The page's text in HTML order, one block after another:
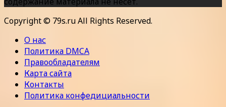
Copyright © 79s.ru All Rights Reserved.
О нас
Политика DMCA
Правообладателям
Карта сайта
Контакты
Политика конфедициальности